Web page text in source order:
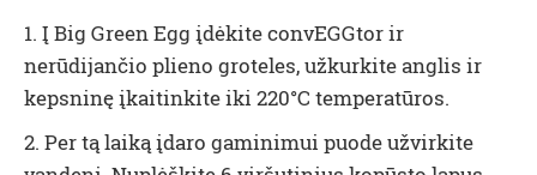
1. Į Big Green Egg įdėkite convEGGtor ir
nerūdijančio plieno groteles, užkurkite anglis ir
kepsninę įkaitinkite iki 220°C temperatūros.
2. Per tą laiką įdaro gaminimui puode užvirkite